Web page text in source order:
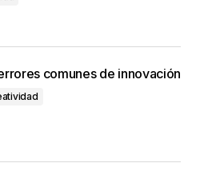
comunes de innovación